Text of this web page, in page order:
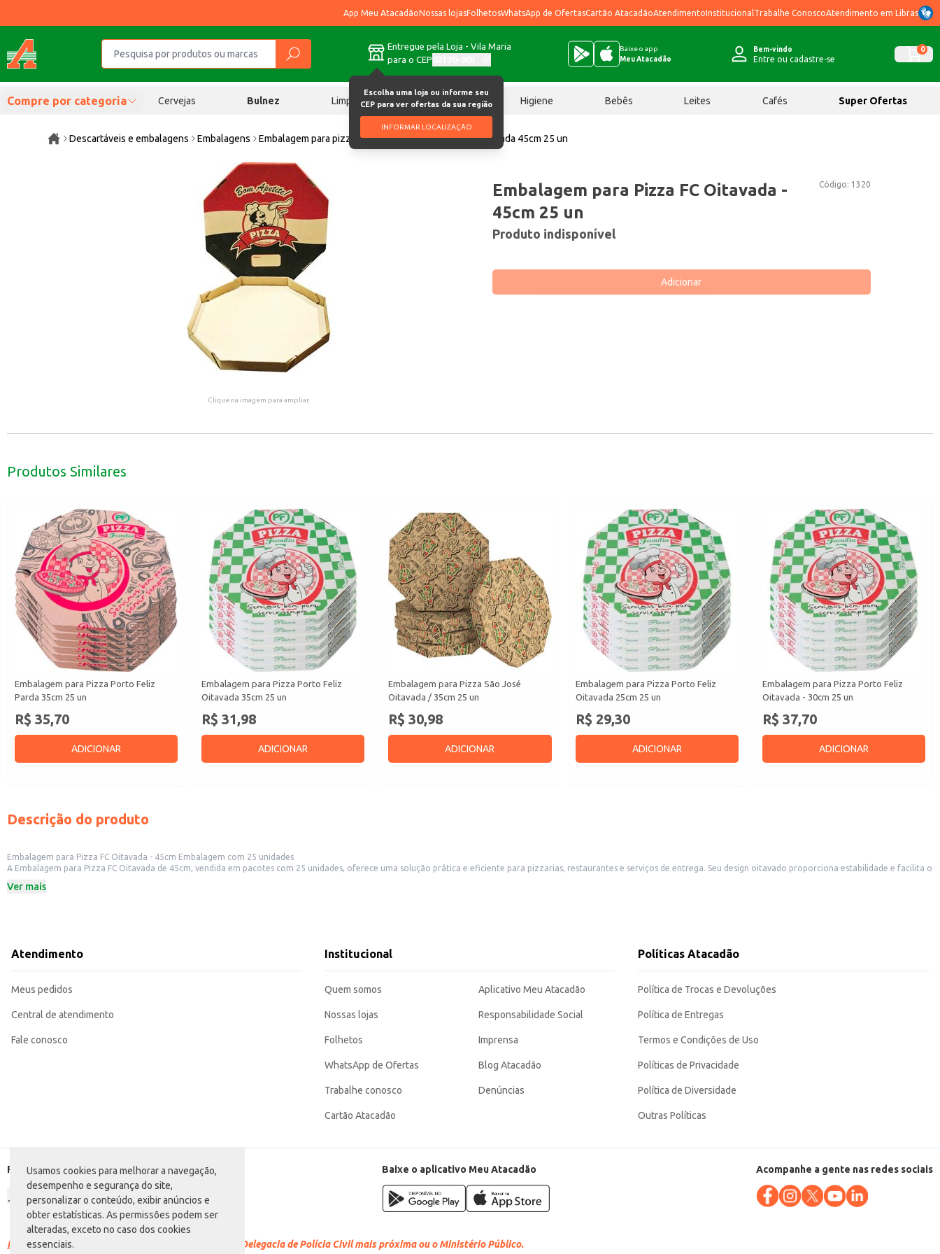
Usamos cookies para melhorar a navegação,
desempenho e segurança do site,
personalizar o conteúdo, exibir anúncios e
obter estatísticas. As permissões podem ser
alteradas, exceto no caso dos cookies
essenciais.
App Meu AtacadãoNossas lojasFolhetosWhatsApp de OfertasCartão AtacadãoAtendimentoInstitucional Trabalhe ConoscoAtendimento em Libras
Entregue pela Loja - Vila Maria
para o CEP
Escolha uma loja ou informe seu
CEP para ver ofertas da sua região
INFORMAR LOCALIZAÇÃO
Baixe o app
Meu Atacadão
Bem-vindo
Entre ou cadastre-se
0
Compre por categoria Cervejas Bulnez Limpeza Chocolates Higiene Bebês Leites Cafés Super Ofertas
Descartáveis e embalagens Embalagens Embalagem para pizza Embalagem para Pizza FC Oitavada 45cm 25 un
Clique na imagem para ampliar.
Código: 1320
Embalagem para Pizza FC Oitavada -
45cm 25 un
Produto indisponível
Adicionar
Produtos Similares
Embalagem para Pizza Porto Feliz
Parda 35cm 25 un
R$ 35,70
ADICIONAR
Embalagem para Pizza Porto Feliz
Oitavada 35cm 25 un
R$ 31,98
ADICIONAR
Embalagem para Pizza São José
Oitavada / 35cm 25 un
R$ 30,98
ADICIONAR
Embalagem para Pizza Porto Feliz
Oitavada 25cm 25 un
R$ 29,30
ADICIONAR
Embalagem para Pizza Porto Feliz
Oitavada - 30cm 25 un
R$ 37,70
ADICIONAR
Descrição do produto
Embalagem para Pizza FC Oitavada - 45cm Embalagem com 25 unidades
A Embalagem para Pizza FC Oitavada de 45cm, vendida em pacotes com 25 unidades, oferece uma solução prática e eficiente para pizzarias, restaurantes e serviços de entrega. Seu design oitavado proporciona estabilidade e facilita o
Dicas de uso:
Com a Embalagem para Pizza FC Oitavada, você garante a segurança e a apresentação impecável de suas pizzas, contribuindo para uma experiência positiva para o cliente e otimizando a operação do seu negócio. A compra em
atacado garante um custo-benefício eficiente para seu estabelecimento.
Marca: FC
Categoria: Embalagem para pizza
Diâmetro: 45cm
Ver mais
Atendimento
Meus pedidos
Central de atendimento
Fale conosco
Institucional
Quem somos
Nossas lojas
Folhetos
WhatsApp de Ofertas
Trabalhe conosco
Cartão Atacadão
Aplicativo Meu Atacadão
Responsabilidade Social
Imprensa
Blog Atacadão
Denúncias
Políticas Atacadão
Política de Trocas e Devoluções
Política de Entregas
Termos e Condições de Uso
Políticas de Privacidade
Política de Diversidade
Outras Políticas
Formas de pagamento Baixe o aplicativo Meu Atacadão Acompanhe a gente nas redes sociais
Racismo é crime. Denuncie. Disque 100 ou procure a Delegacia de Polícia Civil mais próxima ou o Ministério Público.